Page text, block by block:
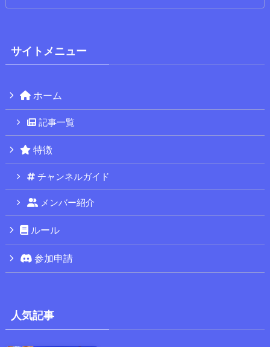
サイトメニュー
ホーム
記事一覧
特徴
チャンネルガイド
メンバー紹介
ルール
参加申請
人気記事